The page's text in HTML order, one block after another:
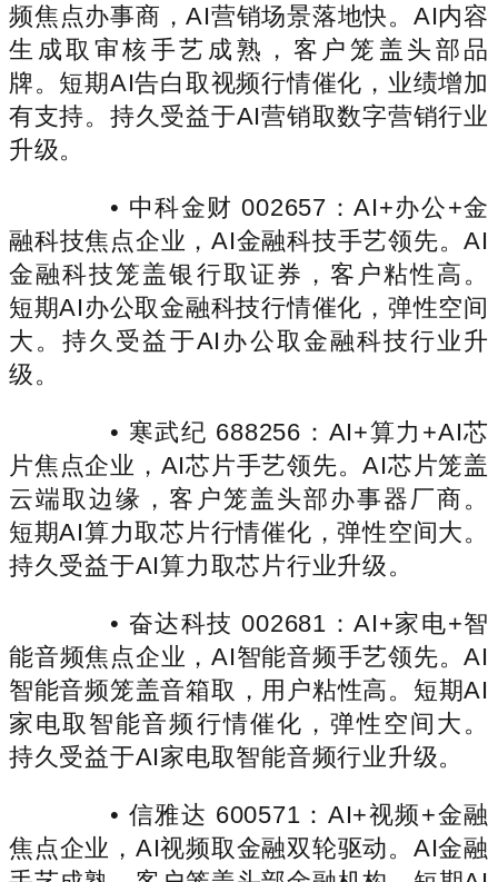
频焦点办事商，AI营销场景落地快。AI内容
生成取审核手艺成熟，客户笼盖头部品
牌。短期AI告白取视频行情催化，业绩增加
有支持。持久受益于AI营销取数字营销行业
升级。
• 中科金财 002657：AI+办公+金
融科技焦点企业，AI金融科技手艺领先。AI
金融科技笼盖银行取证券，客户粘性高。
短期AI办公取金融科技行情催化，弹性空间
大。持久受益于AI办公取金融科技行业升
级。
• 寒武纪 688256：AI+算力+AI芯
片焦点企业，AI芯片手艺领先。AI芯片笼盖
云端取边缘，客户笼盖头部办事器厂商。
短期AI算力取芯片行情催化，弹性空间大。
持久受益于AI算力取芯片行业升级。
• 奋达科技 002681：AI+家电+智
能音频焦点企业，AI智能音频手艺领先。AI
智能音频笼盖音箱取，用户粘性高。短期AI
家电取智能音频行情催化，弹性空间大。
持久受益于AI家电取智能音频行业升级。
• 信雅达 600571：AI+视频+金融
焦点企业，AI视频取金融双轮驱动。AI金融